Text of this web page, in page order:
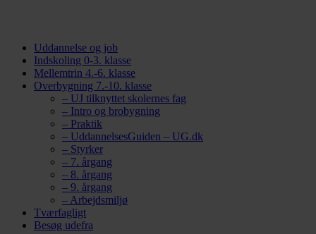
Uddannelse og job
Indskoling 0-3. klasse
Mellemtrin 4.-6. klasse
Overbygning 7.-10. klasse
– UJ tilknyttet skolernes fag
– Intro og brobygning
– Praktik
– UddannelsesGuiden – UG.dk
– Styrker
– 7. årgang
– 8. årgang
– 9. årgang
– Arbejdsmiljø
Tværfagligt
Besøg udefra